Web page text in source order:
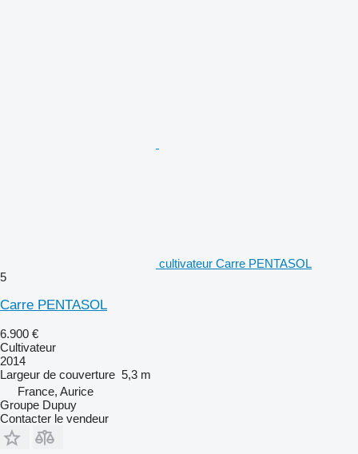
cultivateur Carre PENTASOL
5
Carre PENTASOL
6.900 €
Cultivateur
2014
Largeur de couverture 5,3 m
France, Aurice
Groupe Dupuy
Contacter le vendeur